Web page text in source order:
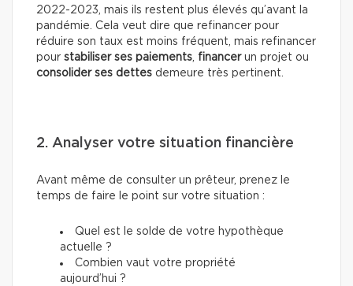
2022-2023, mais ils restent plus élevés qu’avant la
pandémie. Cela veut dire que refinancer pour
réduire son taux est moins fréquent, mais refinancer
pour stabiliser ses paiements, financerun projet ou
consolider ses dettes demeure très pertinent.
2. Analyser votre situation financière
Avant même de consulter un prêteur, prenez le
temps de faire le point sur votre situation :
Quel est le solde de votre hypothèque
actuelle ?
Combien vaut votre propriété
aujourd’hui ?